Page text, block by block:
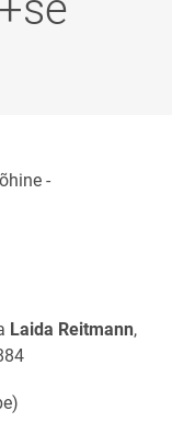
-
Laida Reitmann,
page
page